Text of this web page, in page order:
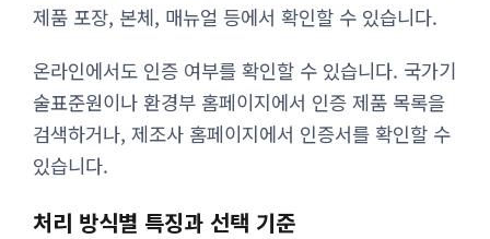
제품 포장, 본체, 매뉴얼 등에서 확인할 수 있습니다.
온라인에서도 인증 여부를 확인할 수 있습니다. 국가기
술표준원이나 환경부 홈페이지에서 인증 제품 목록을
검색하거나, 제조사 홈페이지에서 인증서를 확인할 수
있습니다.
처리 방식별 특징과 선택 기준